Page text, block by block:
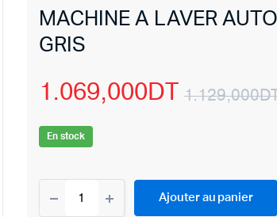
MACHINE A LAVER
GRIS
1.129,000
1.069,000DT
En stock
Ajouter au panier